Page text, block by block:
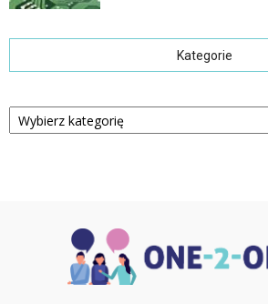
Kategorie
Kategorie